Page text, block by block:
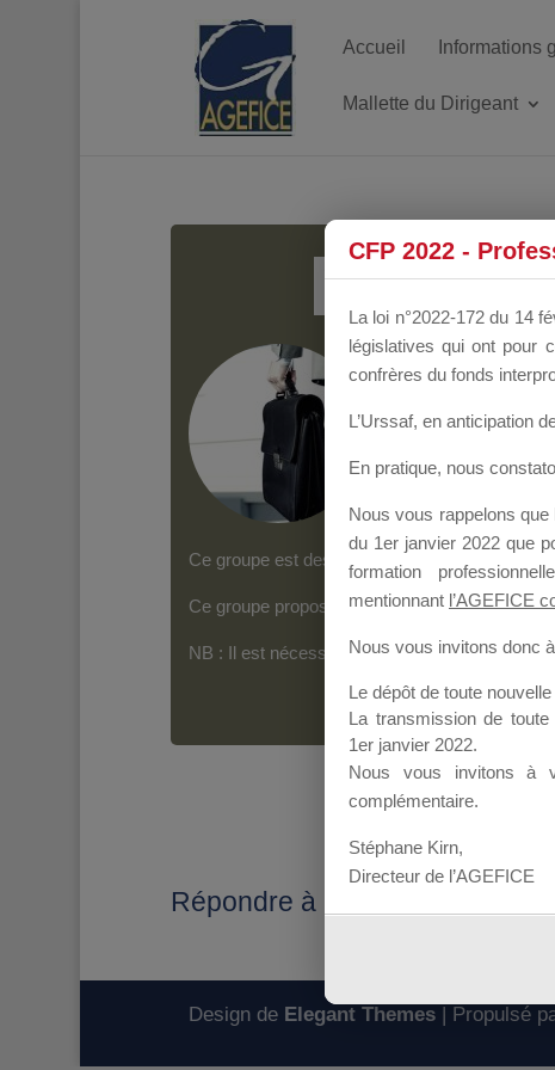
Accueil Informations
Mallette du Dirigeant
Groupe Public il y a
Ce groupe est destiné aux Organismes de
Ce groupe propose un forum dédié au support
NB : Il est nécessaire d’êtreinscrit(e)pour
Répondre à : DEPOT
Design de Elegant Themes| Propulsé
CFP 2022 -
La loi n°2022-172 du 14
législatives qui ont pour
confrères du fonds
L’Urssaf, en anticipation
En pratique, nous
Nous vous rappelons que
du 1er janvier 2022 que
formation
mentionnant l’AGEFICE
Nous vous invitons donc
Le dépôt de toute
La transmission de
1er janvier 2022.
Nous vous invitons à
complémentaire.
Stéphane Kirn,
Directeur de l’AGEFICE